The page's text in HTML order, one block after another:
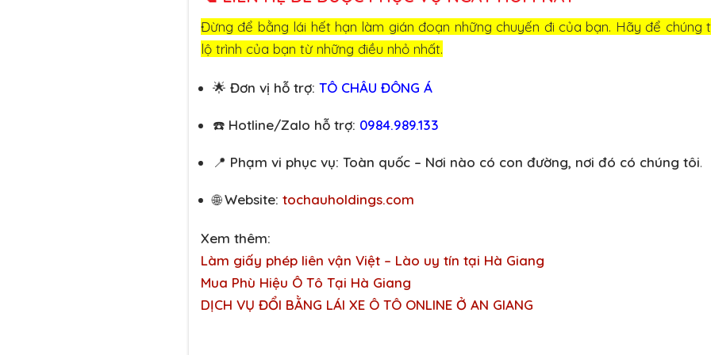
Đừng để bằng lái hết hạn làm gián đoạn những chuyến đi của bạn. Hãy để chúng
lộ trình của bạn từ những điều nhỏ nhất.
🌟 Đơn vị hỗ trợ: TÔ CHÂU ĐÔNG Á
☎️ Hotline/Zalo hỗ trợ: 0984.989.133
📍 Phạm vi phục vụ: Toàn quốc – Nơi nào có con đường, nơi đó có chúng tôi.
🌐Website: tochauholdings.com
Xem thêm:
Làm giấy phép liên vận Việt – Lào uy tín tại Hà Giang
Mua Phù Hiệu Ô Tô Tại Hà Giang
DỊCH VỤ ĐỔI BẰNG LÁI XE Ô TÔ ONLINE Ở AN GIANG